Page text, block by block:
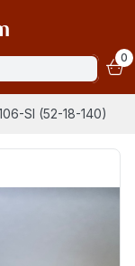
0
SI (52-18-140)